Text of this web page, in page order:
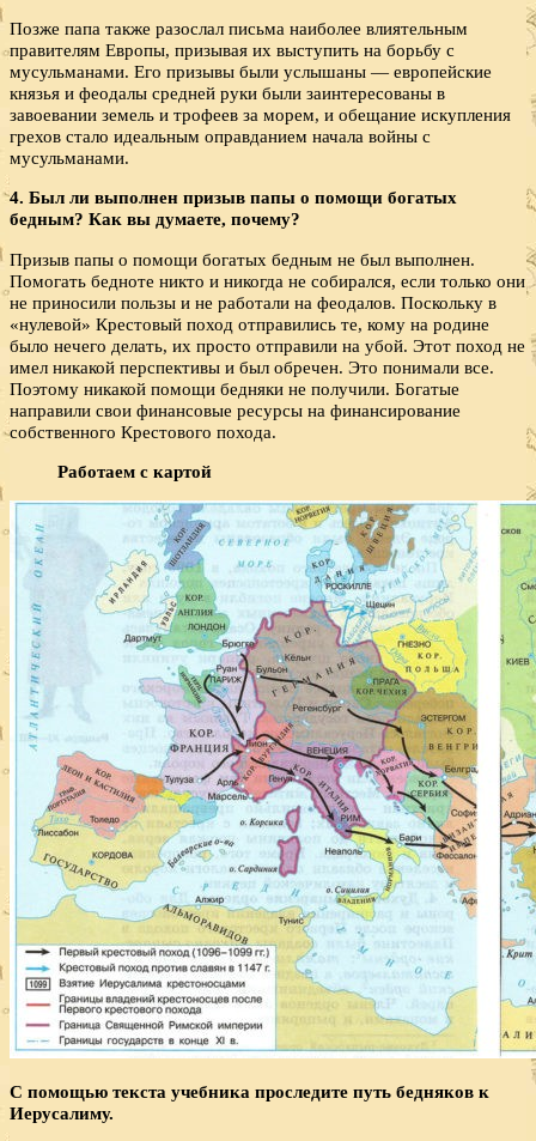
Позже папа также разослал письма наиболее влиятельным
правителям Европы, призывая их выступить на борьбу с
мусульманами. Его призывы были услышаны — европейские
князья и феодалы средней руки были заинтересованы в
завоевании земель и трофеев за морем, и обещание искупления
грехов стало идеальным оправданием начала войны с
мусульманами.
4. Был ли выполнен призыв папы о помощи богатых
бедным? Как вы думаете, почему?
Призыв папы о помощи богатых бедным не был выполнен.
Помогать бедноте никто и никогда не собирался, если только они
не приносили пользы и не работали на феодалов. Поскольку в
«нулевой» Крестовый поход отправились те, кому на родине
было нечего делать, их просто отправили на убой. Этот поход не
имел никакой перспективы и был обречен. Это понимали все.
Поэтому никакой помощи бедняки не получили. Богатые
направили свои финансовые ресурсы на финансирование
собственного Крестового похода.
Работаем с картой
С помощью текста учебника проследите путь бедняков к
Иерусалиму.